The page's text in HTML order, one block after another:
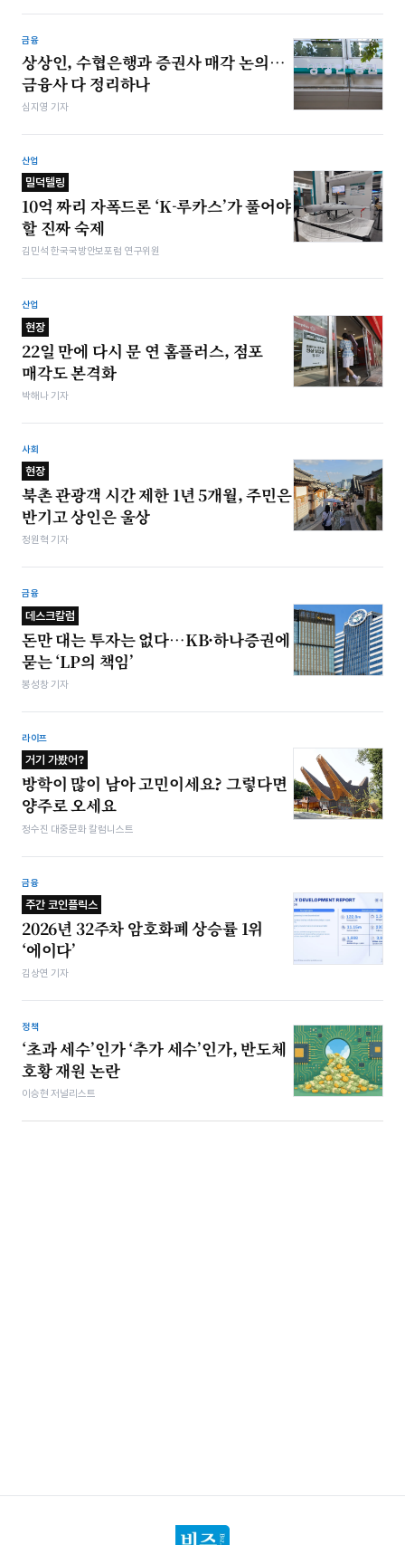
금융
상상인, 수협은행과 증권사 매각 논의…
금융사 다 정리하나
심지영 기자
산업
밀덕텔링
10억 짜리 자폭드론 ‘K-루카스’가 풀어야
할 진짜 숙제
김민석 한국국방안보포럼 연구위원
산업
현장
22일 만에 다시 문 연 홈플러스, 점포
매각도 본격화
박해나 기자
사회
현장
북촌 관광객 시간 제한 1년 5개월, 주민은
반기고 상인은 울상
정원혁 기자
금융
데스크칼럼
돈만 대는 투자는 없다…KB·하나증권에
묻는 ‘LP의 책임’
봉성창 기자
라이프
거기 가봤어?
방학이 많이 남아 고민이세요? 그렇다면
양주로 오세요
정수진 대중문화 칼럼니스트
금융
주간 코인플릭스
2026년 32주차 암호화폐 상승률 1위
‘에이다’
김상연 기자
정책
‘초과 세수’인가 ‘추가 세수’인가, 반도체
호황 재원 논란
이승현 저널리스트